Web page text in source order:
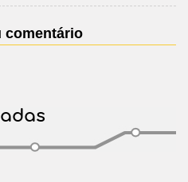
comentário